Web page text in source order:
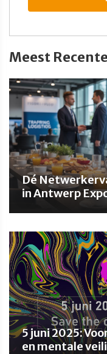
Meest
Dé
in Antwerp
5 juni 2025:
en mentale